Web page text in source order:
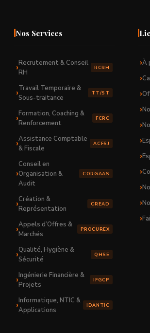
Nos Services
Recrutement & Conseil
RH
RCRH
Travail Temporaire &
Sous-traitance
TT/ST
Formation, Coaching &
Renforcement
FCRC
Assistance Comptable
& Fiscale
ACFSJ
Conseil en
Organisation &
Audit
CORGAAS
Création &
Représentation
CREAD
Appels d’Offres &
Marchés
PROCUREX
Qualité, Hygiène &
Sécurité
QHSE
Ingénierie Financière &
Projets
IFGCP
Informatique, NTIC &
Applications
IDANTIC
À